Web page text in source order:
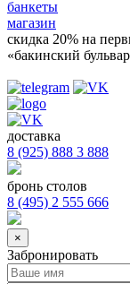
банкеты
магазин
скидка 20% на
«бакинский
доставка
8 (925) 888 3 888
бронь столов
8 (495) 2 555 666
×
Забронировать